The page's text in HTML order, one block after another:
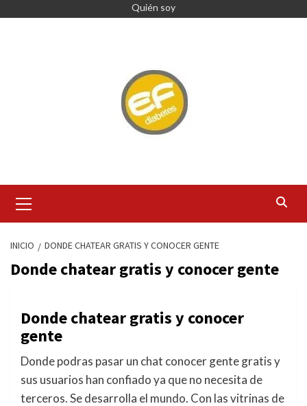
Quién soy
INICIO DONDE CHATEAR GRATIS Y CONOCER GENTE
Donde chatear gratis y conocer gente
Donde chatear gratis y conocer
gente
Donde podras pasar un chat conocer gente gratis y
sus usuarios han confiado ya que no necesita de
terceros. Se desarrolla el mundo. Con las vitrinas de